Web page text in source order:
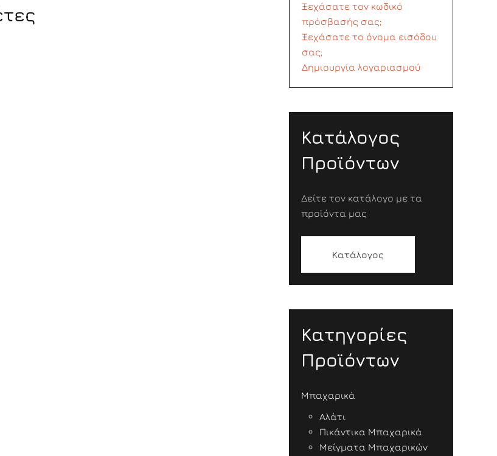
Ξεχάσατε τον κωδικό
πρόσβασής σας;
Ξεχάσατε το όνομα εισόδου
σας;
Δημιουργία λογαριασμού
Κατάλογος
Προϊόντων
Δείτε τον κατάλογο με τα
προϊόντα μας
Κατάλογος
Κατηγορίες
Προϊόντων
Μπαχαρικά
Αλάτι
Πικάντικα Μπαχαρικά
Μείγματα Μπαχαρικών